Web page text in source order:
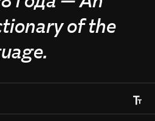
of the
Font